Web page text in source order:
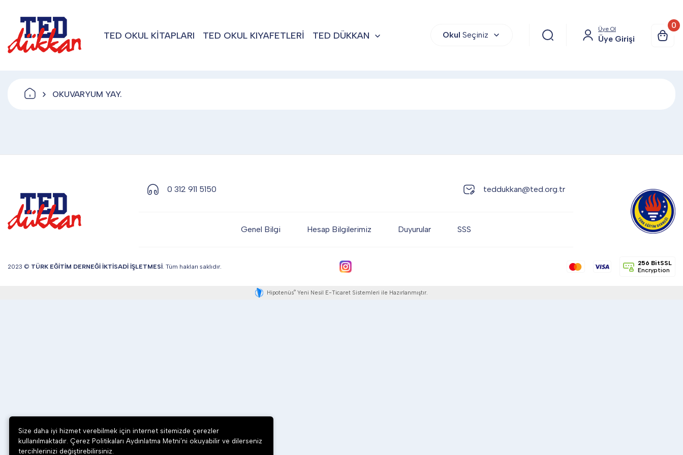
TED OKUL KİTAPLARI TED OKUL KIYAFETLERİ TED DÜKKAN Okul Seçiniz
Üye Ol
Üye Girişi
0
OKUVARYUM YAY.
0 312 911 5150 teddukkan@ted.org.tr
Genel Bilgi Hesap Bilgilerimiz Duyurular SSS
2023 © TÜRK EĞİTİM DERNEĞİ İKTİSADİ İŞLETMESİ. Tüm hakları saklıdır.
256 BitSSL
Encryption
Hipotenüs® Yeni Nesil E-Ticaret Sistemleri ile Hazırlanmıştır.
Size daha iyi hizmet verebilmek için internet sitemizde çerezler
kullanılmaktadır. Çerez Politikaları Aydınlatma Metni’ni okuyabilir ve dilerseniz
tercihlerinizi değiştirebilirsiniz.